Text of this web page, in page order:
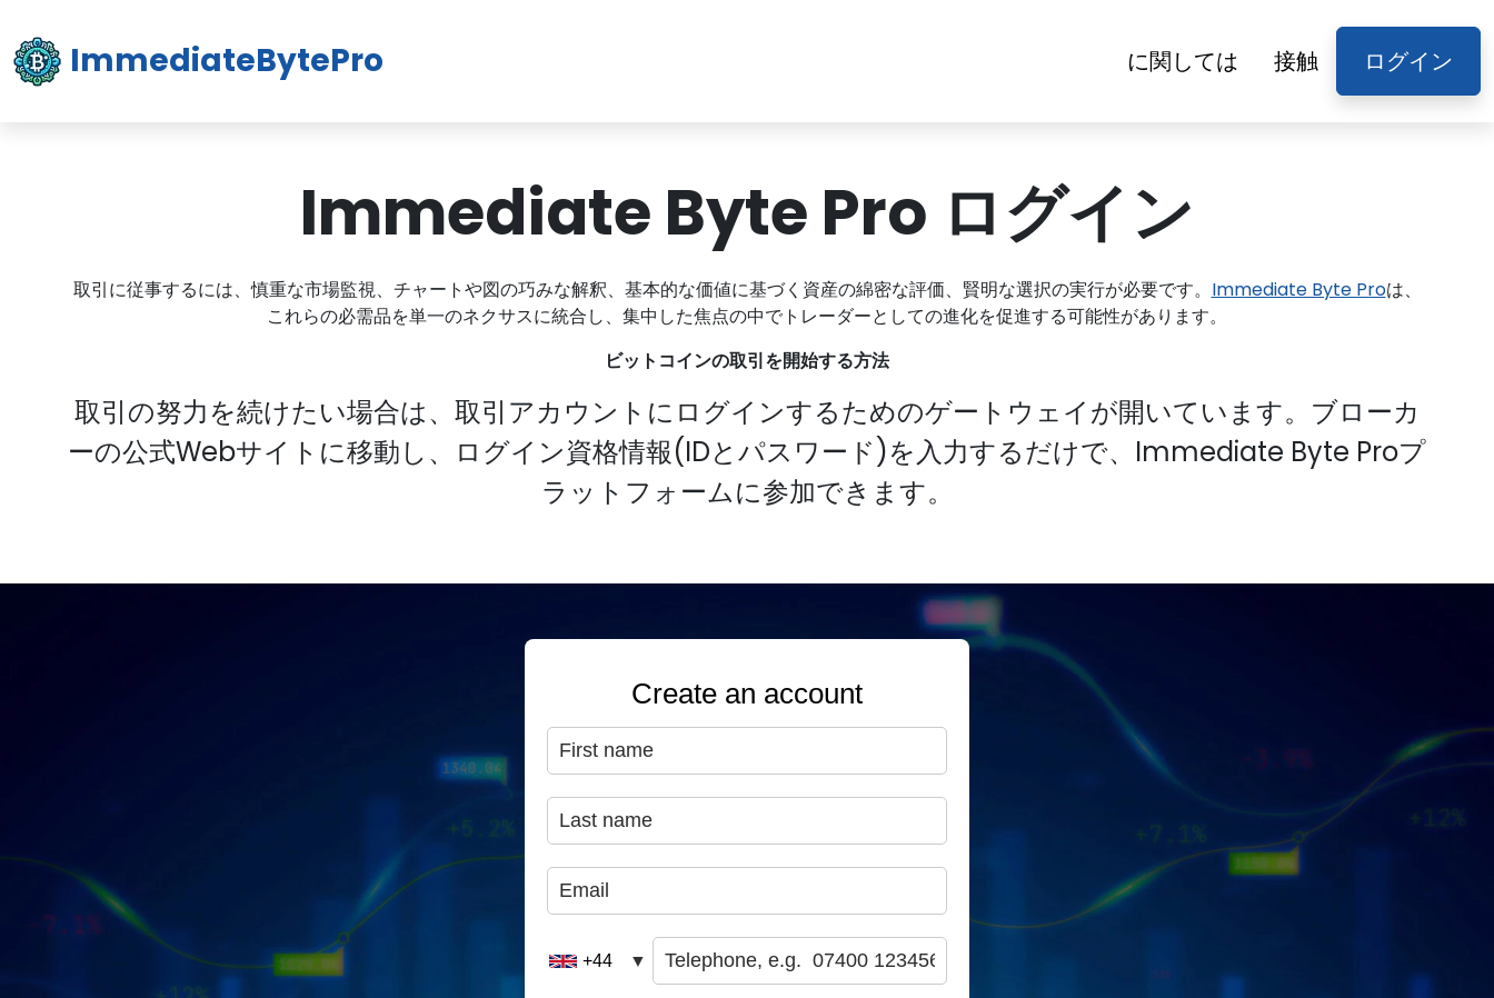
ImmediateBytePro に関しては 接触 ログイン
Immediate Byte Pro ログイン
取引に従事するには、慎重な市場監視、チャートや図の巧みな解釈、基本的な価値に基づく資産の綿密な評価、賢明な選択の実行が必要です。 Immediate Byte Proは、
これらの必需品を単一のネクサスに統合し、集中した焦点の中でトレーダーとしての進化を促進する可能性があります。
ビットコインの取引を開始する方法
取引の努力を続けたい場合は、取引アカウントにログインするためのゲートウェイが開いています。ブローカ
ーの公式Webサイトに移動し、ログイン資格情報(IDとパスワード)を入力するだけで、Immediate Byte Proプ
ラットフォームに参加できます。